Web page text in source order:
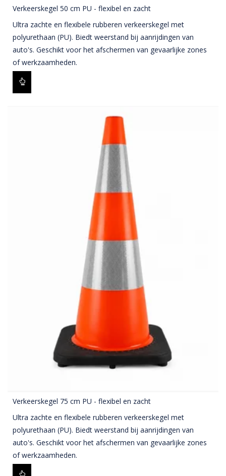
Verkeerskegel 50 cm PU - flexibel en zacht
Ultra zachte en flexibele rubberen verkeerskegel met
polyurethaan (PU). Biedt weerstand bij aanrijdingen van
auto's. Geschikt voor het afschermen van gevaarlijke zones
of werkzaamheden.
Verkeerskegel 75 cm PU - flexibel en zacht
Ultra zachte en flexibele rubberen verkeerskegel met
polyurethaan (PU). Biedt weerstand bij aanrijdingen van
auto's. Geschikt voor het afschermen van gevaarlijke zones
of werkzaamheden.